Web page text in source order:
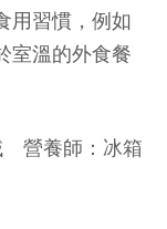
用習慣，例如
室溫的外食餐
營養師：冰箱